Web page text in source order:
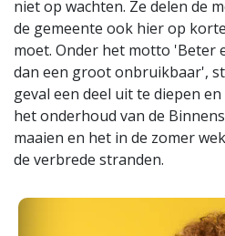
niet op wachten. Ze delen de
de gemeente ook hier op
moet. Onder het motto 'Beter
dan een groot onbruikbaar',
geval een deel uit te diepen
het onderhoud van de
maaien en het in de zomer
de verbrede stranden.